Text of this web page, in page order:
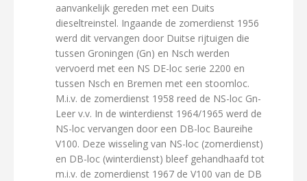
aanvankelijk gereden met een Duits
dieseltreinstel. Ingaande de zomerdienst 1956
werd dit vervangen door Duitse rijtuigen die
tussen Groningen (Gn) en Nsch werden
vervoerd met een NS DE-loc serie 2200 en
tussen Nsch en Bremen met een stoomloc.
M.i.v. de zomerdienst 1958 reed de NS-loc Gn-
Leer v.v. In de winterdienst 1964/1965 werd de
NS-loc vervangen door een DB-loc Baureihe
V100. Deze wisseling van NS-loc (zomerdienst)
en DB-loc (winterdienst) bleef gehandhaafd tot
m.i.v. de zomerdienst 1967 de V100 van de DB